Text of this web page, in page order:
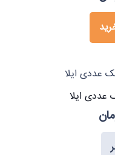
ایلا